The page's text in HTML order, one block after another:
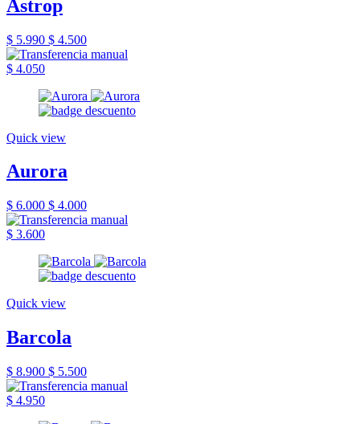
Astrop
$ 5.990 $ 4.500
$ 4.050
Quick view
Aurora
$ 6.000 $ 4.000
$ 3.600
Quick view
Barcola
$ 8.900 $ 5.500
$ 4.950